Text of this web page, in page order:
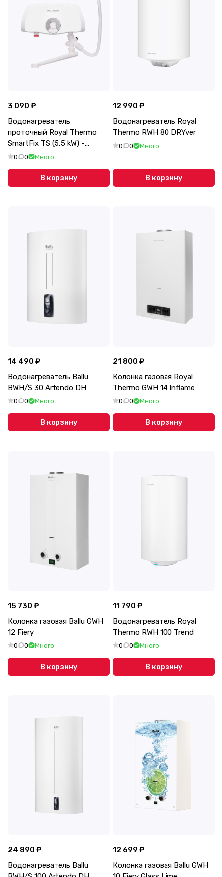
3 090 ₽
Водонагреватель
проточный Royal Thermo
SmartFix TS (5,5 kW) -
кран+душ
0 0 Много
В корзину
12 990 ₽
Водонагреватель Royal
Thermo RWH 80 DRYver
0 0 Много
В корзину
14 490 ₽
Водонагреватель Ballu
BWH/S 30 Artendo DH
0 0 Много
В корзину
21 800 ₽
Колонка газовая Royal
Thermo GWH 14 Inflame
0 0 Много
В корзину
15 730 ₽
Колонка газовая Ballu GWH
12 Fiery
0 0 Много
В корзину
11 790 ₽
Водонагреватель Royal
Thermo RWH 100 Trend
0 0 Много
В корзину
24 890 ₽
Водонагреватель Ballu
12 699 ₽
Колонка газовая Ballu GWH